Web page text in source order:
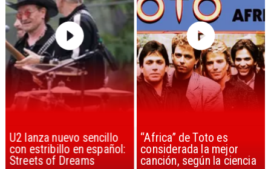
U2 lanza nuevo sencillo
con estribillo en español:
Streets of Dreams
“Africa” de Toto es
considerada la mejor
canción, según la ciencia